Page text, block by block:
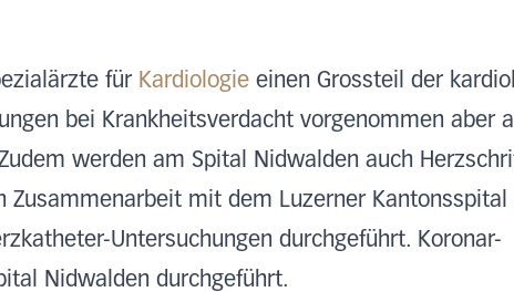
für Kardiologie einen Grossteil der
bei Krankheitsverdacht vorgenommen aber
werden am Spital Nidwalden auch
mit dem Luzerner
Untersuchungen durchgeführt. Koronar-
Nidwalden durchgeführt.